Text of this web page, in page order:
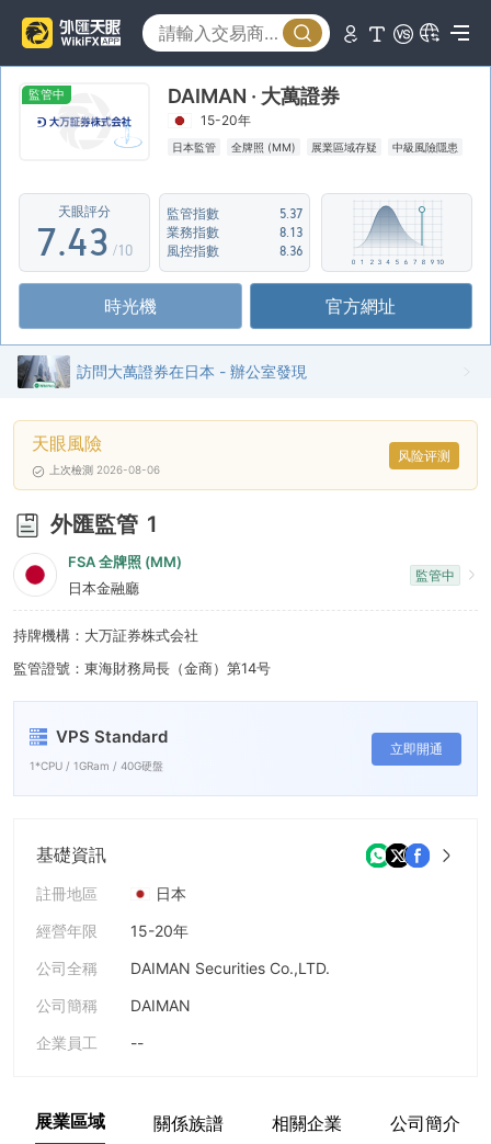
監管中 DAIMAN · 大萬證券
15-20年
日本監管 全牌照 (MM) 展業區域存疑 中級風險隱患
天眼評分
2
3
4
6
7
8
9
.
0
1
3
4
5
6
7
8
9
0
2
3
4
5
6
7
8
9
/10
監管指數
5.37
業務指數
8.13
風控指數
8.36
時光機 官方網址
訪問大萬證券在日本 - 辦公室發現
天眼風險
上次檢測 2026-08-06
风险评测
外匯監管 1
FSA 全牌照 (MM)
日本金融廳
監管中
持牌機構：大万証券株式会社
監管證號：東海財務局長（金商）第14号
VPS Standard
1*CPU / 1GRam / 40G硬盤
立即開通
基礎資訊
註冊地區
日本
經營年限
15-20年
公司全稱
DAIMAN Securities Co.,LTD.
公司簡稱
DAIMAN
企業員工
--
展業區域 關係族譜 相關企業 公司簡介